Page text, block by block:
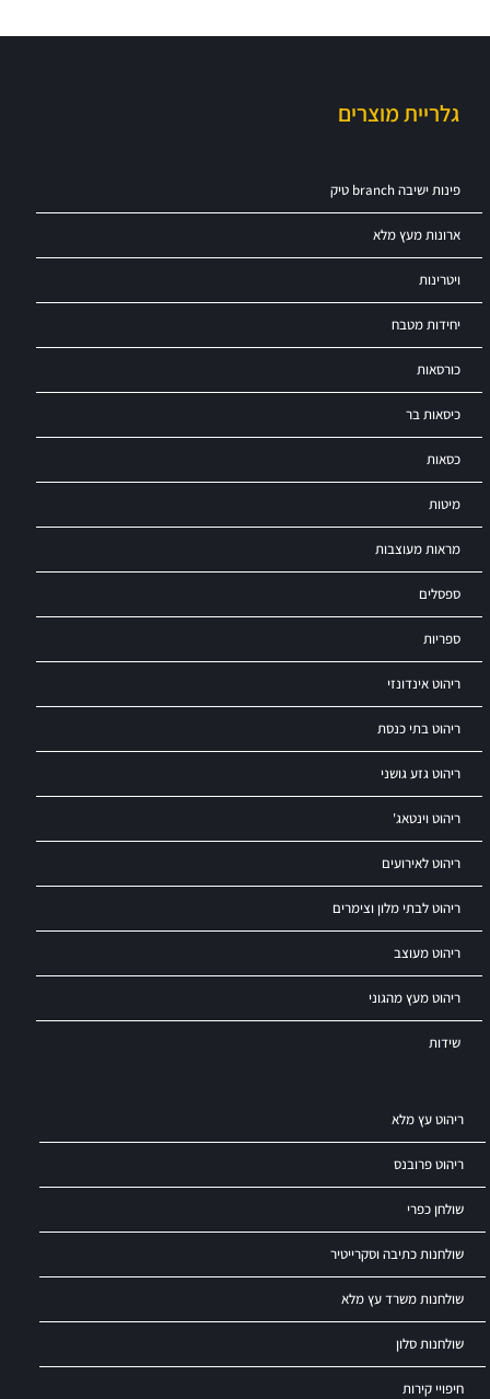
גלריית מוצרים
פינות ישיבה branch טיק
ארונות מעץ מלא
ויטרינות
יחידות מטבח
כורסאות
כיסאות בר
כסאות
מיטות
מראות מעוצבות
ספסלים
ספריות
ריהוט אינדונזי
ריהוט בתי כנסת
ריהוט גזע גושני
ריהוט וינטאג'
ריהוט לאירועים
ריהוט לבתי מלון וצימרים
ריהוט מעוצב
ריהוט מעץ מהגוני
שידות
ריהוט עץ מלא
ריהוט פרובנס
שולחן כפרי
שולחנות כתיבה וסקרייטיר
שולחנות משרד עץ מלא
שולחנות סלון
חיפויי קירות